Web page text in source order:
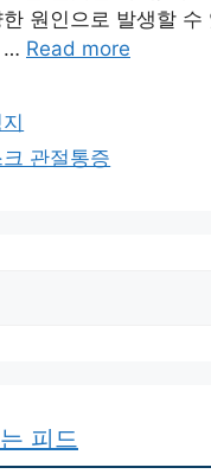
원인으로 발생할 수
… Read more
관절통증
피드